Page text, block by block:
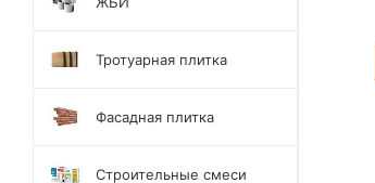
Тротуарная плитка
Фасадная плитка
Строительные смеси